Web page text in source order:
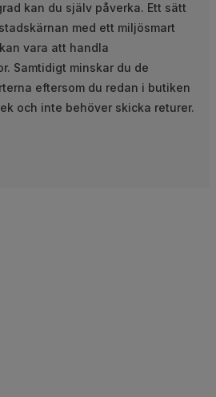
kan du själv påverka. Ett sätt
med ett miljösmart
vara att handla
Samtidigt minskar du de
eftersom du redan i butiken
och inte behöver skicka returer.